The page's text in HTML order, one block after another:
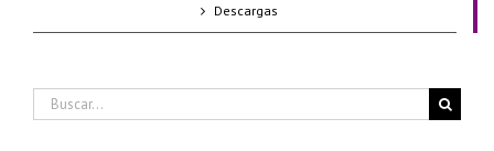
Descargas
Buscar: